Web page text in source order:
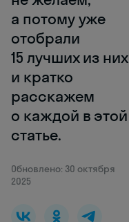
а потому уже
отобрали
15 лучших из них
и кратко
расскажем
о каждой в этой
статье.
Обновлено: 30 октября
2025